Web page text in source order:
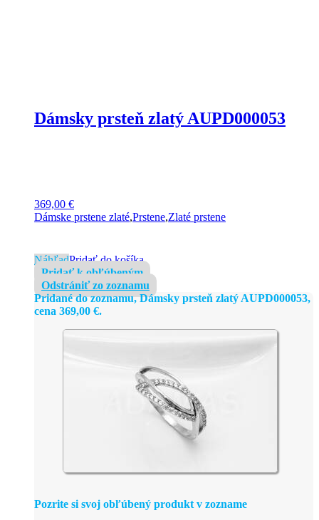
Dámsky prsteň zlatý AUPD000053
369,00 €
Dámske prstene zlaté,Prstene,Zlaté prstene
NáhľadPridať do košíka
Pridať k obľúbeným
Odstrániť zo zoznamu
Pridané do zoznamu, Dámsky prsteň zlatý AUPD000053,
cena 369,00 €.
Pozrite si svoj obľúbený produkt v zozname